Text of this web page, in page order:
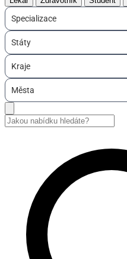
Specializace
Státy
Kraje
Města